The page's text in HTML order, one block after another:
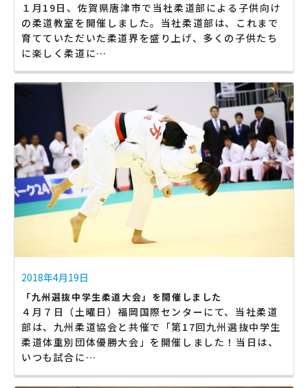
１月19日、佐賀県唐津市で当社柔道部による子供向け
の柔道教室を開催しました。当社柔道部は、これまで
育てていただいた柔道界を盛り上げ、多くの子供たち
に楽しく柔道に…
2018年4月19日
「九州選抜中学生柔道大会」を開催しました
４月７日（土曜日）福岡国際センターにて、当社柔道
部は、九州柔道協会と共催で「第17回九州選抜中学生
柔道体重別団体優勝大会」を開催しました！当日は、
いつも試合に…